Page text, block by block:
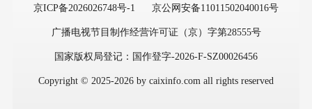
京ICP备2026026748号-1 京公网安备11011502040016号
广播电视节目制作经营许可证（京）字第28555号
国家版权局登记：国作登字-2026-F-SZ00026456
Copyright © 2025-2026 by caixinfo.com all rights reserved